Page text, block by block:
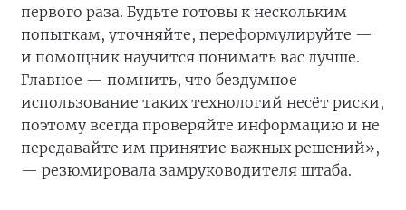
первого раза. Будьте готовы к нескольким
попыткам, уточняйте, переформулируйте —
и помощник научится понимать вас лучше.
Главное — помнить, что бездумное
использование таких технологий несёт риски,
поэтому всегда проверяйте информацию и не
передавайте им принятие важных решений»,
— резюмировала замруководителя штаба.